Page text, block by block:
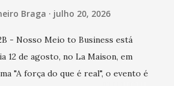
Braga julho 20, 2026
- Nosso Meio to Business está
12 de agosto, no La Maison, em
"A força do que é real", o evento é